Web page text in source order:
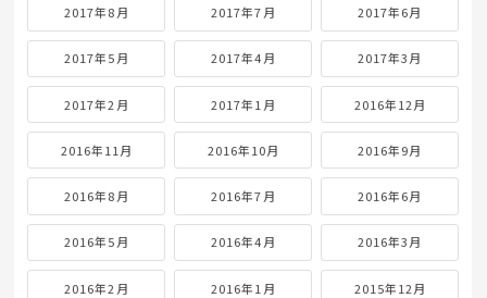
2017年8月 2017年7月 2017年6月
2017年5月 2017年4月 2017年3月
2017年2月 2017年1月 2016年12月
2016年11月 2016年10月 2016年9月
2016年8月 2016年7月 2016年6月
2016年5月 2016年4月 2016年3月
2016年2月 2016年1月 2015年12月